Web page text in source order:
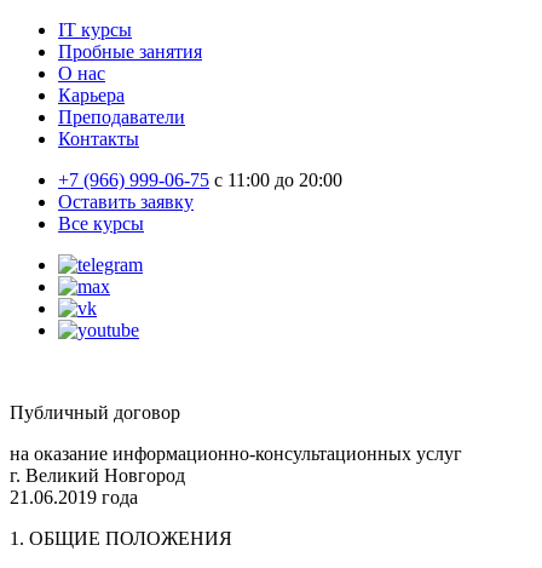
IT курсы
Пробные занятия
О нас
Карьера
Преподаватели
Контакты
+7 (966) 999-06-75 c 11:00 до 20:00
Оставить заявку
Все курсы
Публичный договор
на оказание информационно-консультационных услуг
г. Великий Новгород
21.06.2019 года
1. ОБЩИЕ ПОЛОЖЕНИЯ